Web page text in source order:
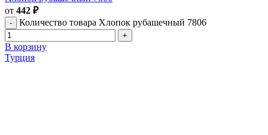
от 442 ₽
Количество товара Хлопок рубашечный 7806
В корзину
Турция